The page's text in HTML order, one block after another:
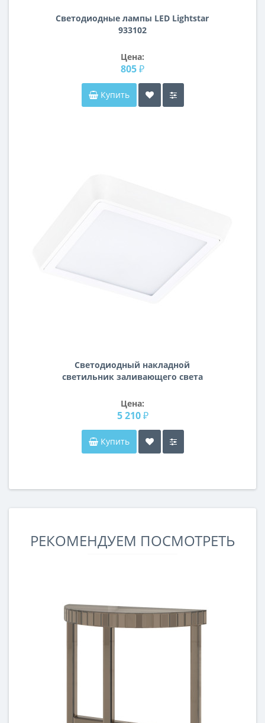
Светодиодные лампы LED Lightstar
933102
Цена:
805 ₽
Купить
Светодиодный накладной
светильник заливающего света
Цена:
5 210 ₽
Купить
РЕКОМЕНДУЕМ ПОСМОТРЕТЬ